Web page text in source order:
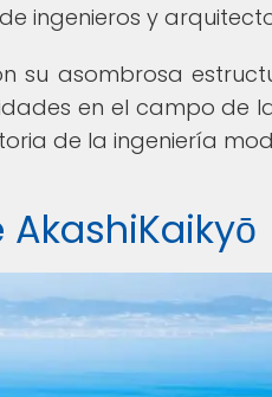
ingenieros y
su asombrosa
en el campo de
de la ingeniería